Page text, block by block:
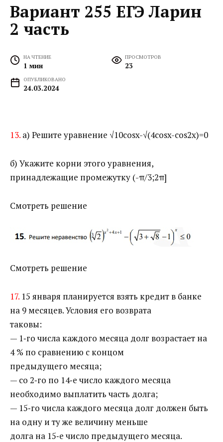
Вариант 255 ЕГЭ Ларин
2 часть
НА ЧТЕНИЕ
1 мин
ПРОСМОТРОВ
23
ОПУБЛИКОВАНО
24.03.2024
13. а) Решите уравнение √10cosx-√(4cosx-cos2x)=0
б) Укажите корни этого уравнения,
принадлежащие промежутку (-π/3;2π]
Смотреть решение
Смотреть решение
17. 15 января планируется взять кредит в банке
на 9 месяцев. Условия его возврата
таковы:
— 1‐го числа каждого месяца долг возрастает на
4 % по сравнению с концом
предыдущего месяца;
— со 2‐го по 14‐е число каждого месяца
необходимо выплатить часть долга;
— 15‐го числа каждого месяца долг должен быть
на одну и ту же величину меньше
долга на 15‐е число предыдущего месяца.